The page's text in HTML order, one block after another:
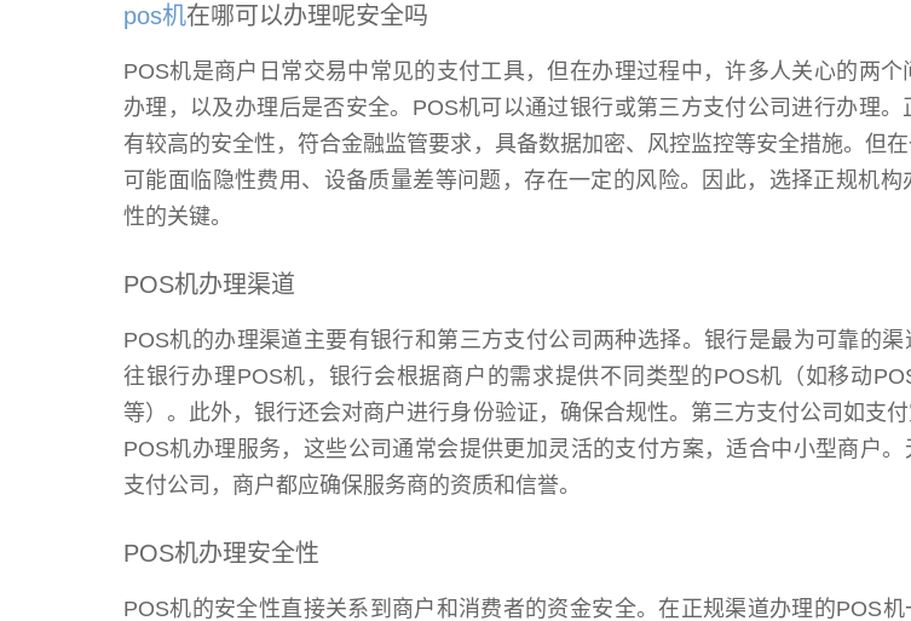
pos机在哪可以办理呢安全吗
POS机是商户日常交易中常见的支付工具，但在办理过程中，许多人关心的两
办理，以及办理后是否安全。POS机可以通过银行或第三方支付公司进行办理
有较高的安全性，符合金融监管要求，具备数据加密、风控监控等安全措施。但
可能面临隐性费用、设备质量差等问题，存在一定的风险。因此，选择正规机
性的关键。
POS机办理渠道
POS机的办理渠道主要有银行和第三方支付公司两种选择。银行是最为可靠的
往银行办理POS机，银行会根据商户的需求提供不同类型的POS机（如移动
等）。此外，银行还会对商户进行身份验证，确保合规性。第三方支付公司如支
POS机办理服务，这些公司通常会提供更加灵活的支付方案，适合中小型商户
支付公司，商户都应确保服务商的资质和信誉。
POS机办理安全性
POS机的安全性直接关系到商户和消费者的资金安全。在正规渠道办理的POS